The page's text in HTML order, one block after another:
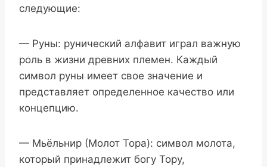
следующие:
— Руны: рунический алфавит играл важную
роль в жизни древних племен. Каждый
символ руны имеет свое значение и
представляет определенное качество или
концепцию.
— Мьёльнир (Молот Тора): символ молота,
который принадлежит богу Тору,